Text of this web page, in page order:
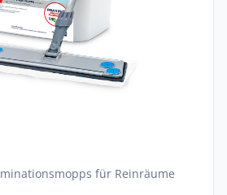
für Reinräume